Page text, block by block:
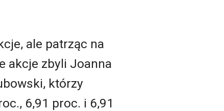
ale patrząc na
akcje zbyli Joanna
którzy
6,91 proc. i 6,91